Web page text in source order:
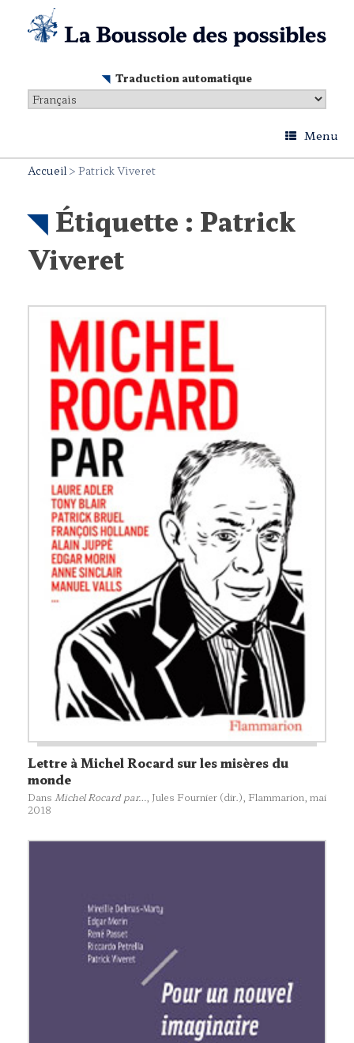
content
Traduction automatique
Menu
Accueil> Patrick Viveret
Étiquette : Patrick
Viveret
Lettre à Michel Rocard sur les misères du
monde
Dans Michel Rocard par… , Jules Fournier (dir.), Flammarion , mai
2018